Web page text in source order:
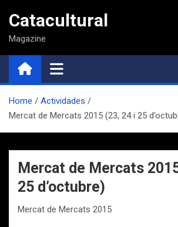
contenido
Catacultural
Magazine
Home
Actividades
Mercat de Mercats 2015 (23, 24 i 25
Mercat de Mercats
25 d’octubre)
Mercat de Mercats 2015